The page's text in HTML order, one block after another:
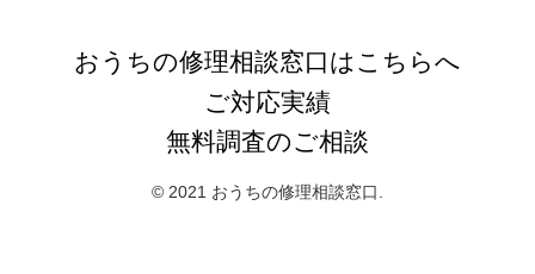
おうちの修理相談窓口はこちらへ
ご対応実績
無料調査のご相談
© 2021 おうちの修理相談窓口.